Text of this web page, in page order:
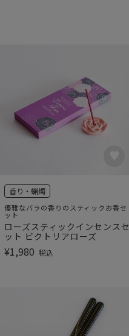
香り・蝋燭
優雅なバラの香りのスティックお香セ
ット
ローズスティックインセンスセ
ット ビクトリアローズ
¥1,980 税込